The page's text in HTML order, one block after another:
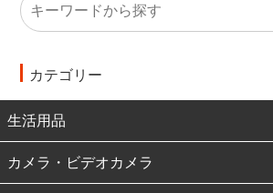
カテゴリー
生活用品
カメラ・ビデオカメラ